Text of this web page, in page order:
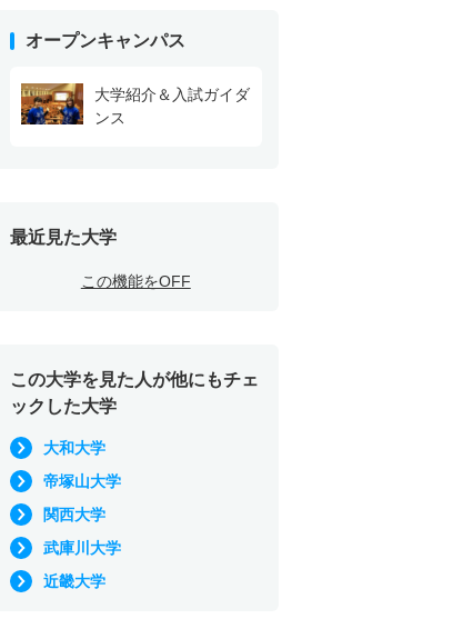
オープンキャンパス
大学紹介＆入試ガイダ
ンス
最近見た大学
この機能をOFF
この大学を見た人が他にもチェ
ックした大学
大和大学
帝塚山大学
関西大学
武庫川大学
近畿大学